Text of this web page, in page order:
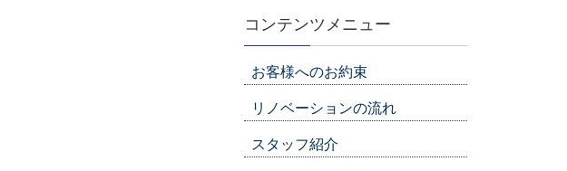
コンテンツメニュー
お客様へのお約束
リノベーションの流れ
スタッフ紹介